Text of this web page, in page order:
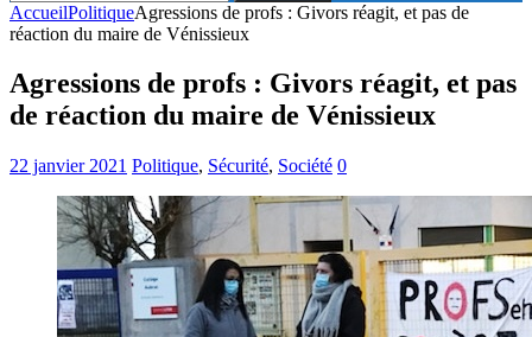
AccueilPolitiqueAgressions de profs : Givors réagit, et pas de
réaction du maire de Vénissieux
Agressions de profs : Givors réagit, et pas
de réaction du maire de Vénissieux
22 janvier 2021 Politique, Sécurité, Société 0